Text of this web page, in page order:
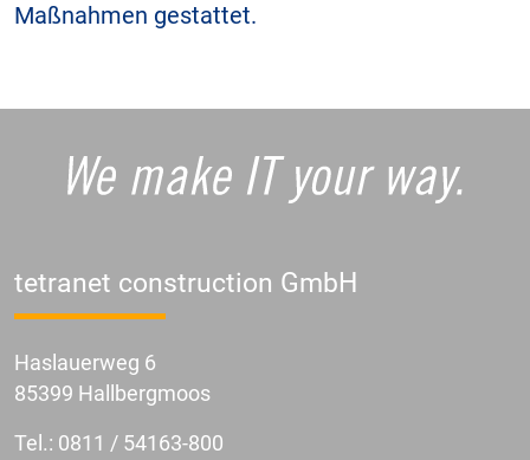
Maßnahmen gestattet.
tetranet construction GmbH
Haslauerweg 6
85399 Hallbergmoos
Tel.: 0811 / 54163-800